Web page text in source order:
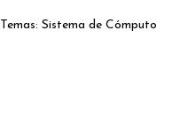
Temas: Sistema de Cómputo